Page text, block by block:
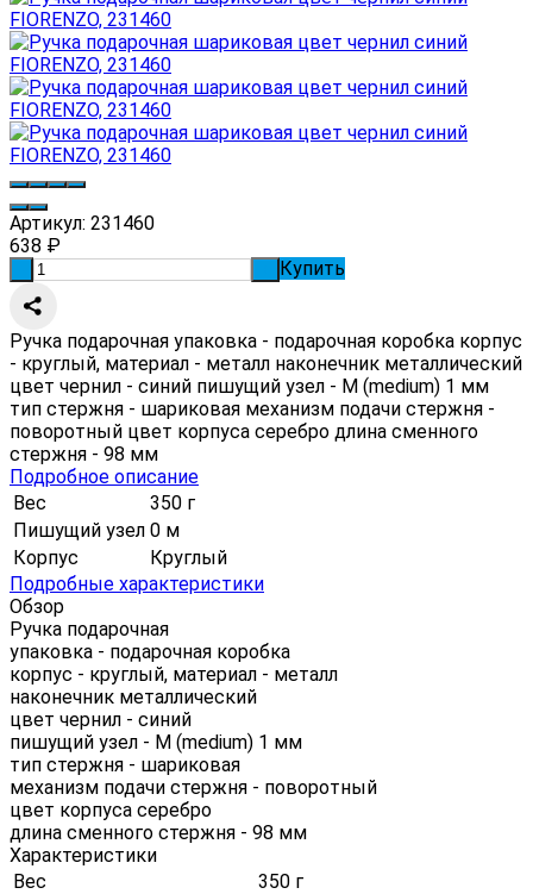
Артикул: 231460
638 ₽
Купить
Ручка подарочная упаковка - подарочная коробка корпус
- круглый, материал - металл наконечник металлический
цвет чернил - синий пишущий узел - M (medium) 1 мм
тип стержня - шариковая механизм подачи стержня -
поворотный цвет корпуса серебро длина сменного
стержня - 98 мм
Подробное описание
Вес
350 г
Пишущий узел 0 м
Корпус
Круглый
Подробные характеристики
Обзор
Ручка подарочная
упаковка - подарочная коробка
корпус - круглый, материал - металл
наконечник металлический
цвет чернил - синий
пишущий узел - M (medium) 1 мм
тип стержня - шариковая
механизм подачи стержня - поворотный
цвет корпуса серебро
длина сменного стержня - 98 мм
Характеристики
Вес
350 г